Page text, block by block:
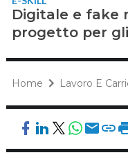
Digitale e fake
progetto per
Home Lavoro E